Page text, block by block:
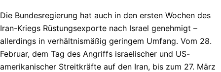
Die Bundesregierung hat auch in den ersten Wochen des
Iran-Kriegs Rüstungsexporte nach Israel genehmigt –
allerdings in verhältnismäßig geringem Umfang. Vom 28.
Februar, dem Tag des Angriffs israelischer und US-
amerikanischer Streitkräfte auf den Iran, bis zum 27. März